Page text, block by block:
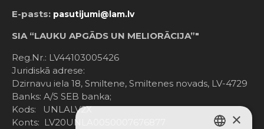
E-pasts: pasutijumi@lam.lv
SIA “LAUKU APGĀDS UN MELIORĀCIJA”"
Reg.Nr.: LV44103005426
Juridiskā adrese:
Dzirnavu iela 18, Smiltene, Smiltenes novads, LV-4729
Banks: A/S SEB banka;
Kods: UNLALV2X
Konts: LV20UNLA0050007676877
×